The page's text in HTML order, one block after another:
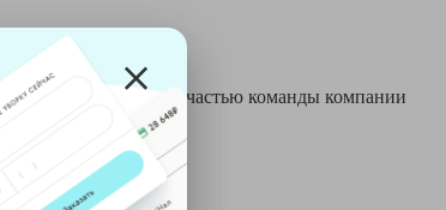
этого становятся частью команды компании